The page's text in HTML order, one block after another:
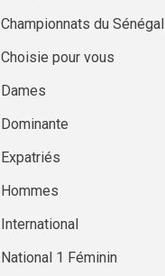
Championnats du Sénégal
Choisie pour vous
Dames
Dominante
Expatriés
Hommes
International
National 1 Féminin